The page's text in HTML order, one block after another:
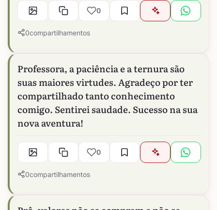
0
0compartilhamentos
Professora, a paciência e a ternura são
suas maiores virtudes. Agradeço por ter
compartilhado tanto conhecimento
comigo. Sentirei saudade. Sucesso na sua
nova aventura!
0
0compartilhamentos